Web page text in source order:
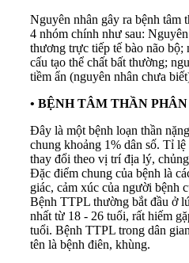
Nguyên nhân gây ra bệnh tâm
4 nhóm chính như sau:
thương trực tiếp tế bào não bộ;
cấu tạo thể chất bất thường;
tiềm ẩn (nguyên nhân chưa
• BỆNH TÂM THẦN
Đây là một bệnh loạn thần
chung khoảng 1% dân số. Tỉ
thay đổi theo vị trí địa lý,
Đặc điểm chung của bệnh là
giác, cảm xúc của người bệnh
Bệnh TTPL thường bắt đầu ở
nhất từ 18 - 26 tuổi, rất hiếm
tuổi. Bệnh TTPL trong dân
tên là bệnh điên, khùng.